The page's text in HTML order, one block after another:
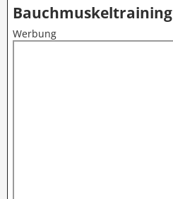
Bauchmuskeltraining
Werbung